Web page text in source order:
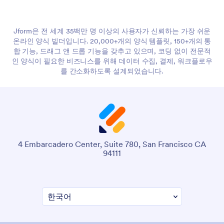
Jform은 전 세계 35백만 명 이상의 사용자가 신뢰하는 가장 쉬운
온라인 양식 빌더입니다. 20,000+개의 양식 템플릿, 150+개의 통
합 기능, 드래그 앤 드롭 기능을 갖추고 있으며, 코딩 없이 전문적
인 양식이 필요한 비즈니스를 위해 데이터 수집, 결제, 워크플로우
를 간소화하도록 설계되었습니다.
4 Embarcadero Center, Suite 780, San Francisco CA
94111